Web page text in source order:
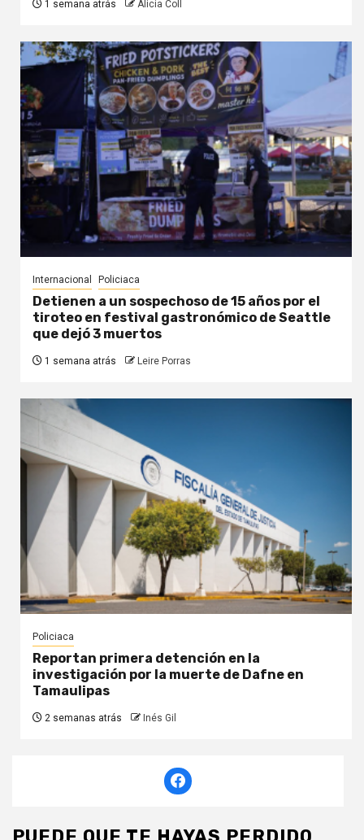
1 semana atrás Alicia Coll
Internacional Policiaca
Detienen a un sospechoso de 15 años por el
tiroteo en festival gastronómico de Seattle
que dejó 3 muertos
1 semana atrás Leire Porras
Policiaca
Reportan primera detención en la
investigación por la muerte de Dafne en
Tamaulipas
2 semanas atrás Inés Gil